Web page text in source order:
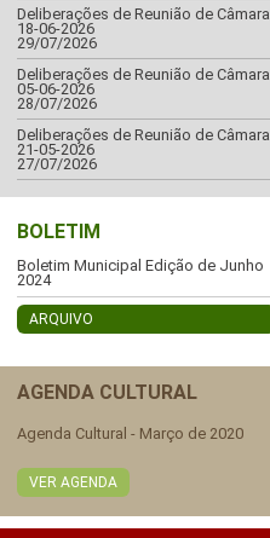
Deliberações de Reunião de Câmara
18-06-2026
29/07/2026
Deliberações de Reunião de Câmara
05-06-2026
28/07/2026
Deliberações de Reunião de Câmara
21-05-2026
27/07/2026
BOLETIM
Boletim Municipal Edição de Junho
2024
ARQUIVO
AGENDA CULTURAL
Agenda Cultural - Março de 2020
VER AGENDA